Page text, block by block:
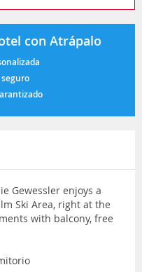
con Atrápalo
seguro
Gewessler enjoys a
Ski Area, right at the
with balcony, free